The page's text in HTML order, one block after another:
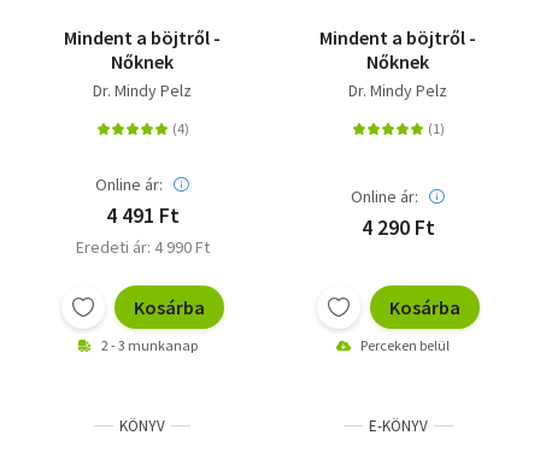
Mindent a böjtről -
Nőknek
Dr. Mindy Pelz
Online ár:
4 491 Ft
Eredeti ár: 4 990 Ft
Kosárba
2 - 3 munkanap
Mindent a böjtről -
Nőknek
Dr. Mindy Pelz
Online ár:
4 290 Ft
Kosárba
Perceken belül
KÖNYV E-KÖNYV